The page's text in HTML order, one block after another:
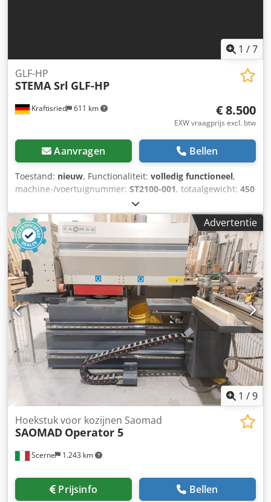
1 /7
Kraftisried 611 km
GLF-HP
STEMA Srl GLF-HP
€ 8.500
EXW vraagprijs excl. btw
Aanvragen Bellen
Toestand: nieuw, Functionaliteit: volledig functioneel,
machine-/voertuignummer: ST2100-001, totaalgewicht: 450
, STEMA GLF Dowel-injectieautomaat
Zeker de meest productieve automatische machine voor
robuuste en lange deuvels. Vooraf ingesteld voor deuvels
van 80 x 8 mm, zoals gebruikelijk in de ramenproductie.
Zie de gedetailleerde beschrijving in de bijgevoegde PDF.
Chjdpfx Asxhv A Iefiea De machine staat in onze showroom
en is demonstratieklaar.
Advertentie
1 /9
Scerne 1.243 km
Hoekstuk voor kozijnen Saomad
SAOMAD Operator 5
Prijsinfo Bellen